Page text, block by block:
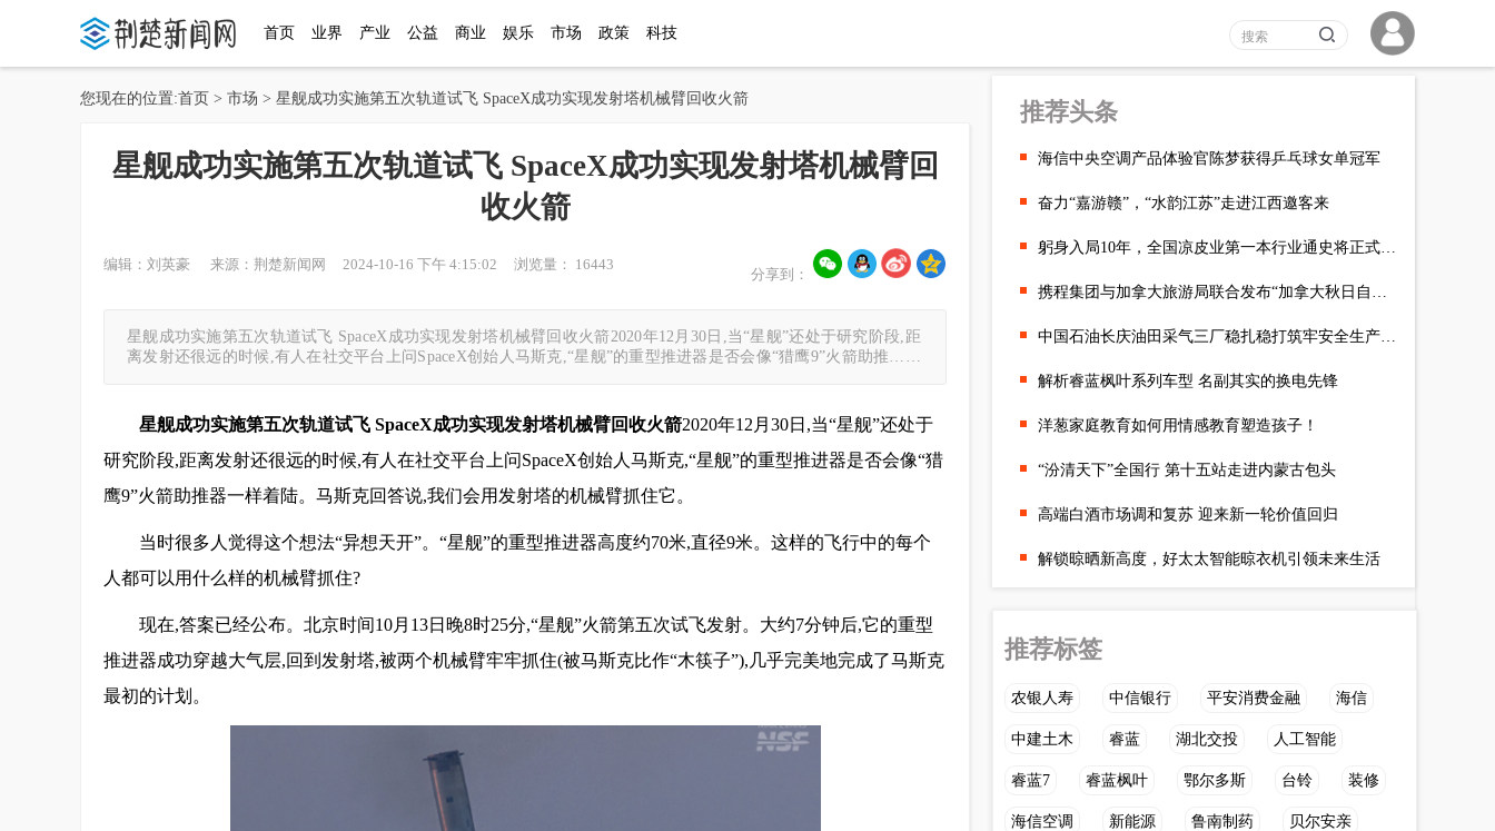
首页 业界 产业 公益 商业 娱乐 市场 政策 科技
您现在的位置:首页 > 市场 > 星舰成功实施第五次轨道试飞 SpaceX成功实现发射塔机械臂回收火箭
星舰成功实施第五次轨道试飞 SpaceX成功实现发射塔机械臂回
收火箭
编辑：刘英豪 来源：荆楚新闻网 2024-10-16 下午 4:15:02 浏览量： 16443
分享到：
星舰成功实施第五次轨道试飞 SpaceX成功实现发射塔机械臂回收火箭2020年12月30日,当“星舰”还处于研究阶段,距
离发射还很远的时候,有人在社交平台上问SpaceX创始人马斯克,“星舰”的重型推进器是否会像“猎鹰9”火箭助推……
星舰成功实施第五次轨道试飞 SpaceX成功实现发射塔机械臂回收火箭2020年12月30日,当“星舰”还处于
研究阶段,距离发射还很远的时候,有人在社交平台上问SpaceX创始人马斯克,“星舰”的重型推进器是否会像“猎
鹰9”火箭助推器一样着陆。马斯克回答说,我们会用发射塔的机械臂抓住它。
当时很多人觉得这个想法“异想天开”。“星舰”的重型推进器高度约70米,直径9米。这样的飞行中的每个
人都可以用什么样的机械臂抓住?
现在,答案已经公布。北京时间10月13日晚8时25分,“星舰”火箭第五次试飞发射。大约7分钟后,它的重型
推进器成功穿越大气层,回到发射塔,被两个机械臂牢牢抓住(被马斯克比作“木筷子”),几乎完美地完成了马斯克
最初的计划。
推荐头条
海信中央空调产品体验官陈梦获得乒乓球女单冠军
奋力“嘉游赣”，“水韵江苏”走进江西邀客来
躬身入局10年，全国凉皮业第一本行业通史将正式推出
携程集团与加拿大旅游局联合发布“加拿大秋日自驾榜单”，邀您共同
中国石油长庆油田采气三厂稳扎稳打筑牢安全生产防线
解析睿蓝枫叶系列车型 名副其实的换电先锋
洋葱家庭教育如何用情感教育塑造孩子！
“汾清天下”全国行 第十五站走进内蒙古包头
高端白酒市场调和复苏 迎来新一轮价值回归
解锁晾晒新高度，好太太智能晾衣机引领未来生活
推荐标签
农银人寿 中信银行 平安消费金融 海信
中建土木 睿蓝 湖北交投 人工智能
睿蓝7 睿蓝枫叶 鄂尔多斯 台铃 装修
海信空调 新能源 鲁南制药 贝尔安亲